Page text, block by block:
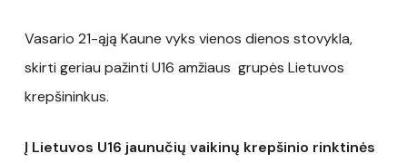
Vasario 21-ąją Kaune vyks vienos dienos stovykla,
skirti geriau pažinti U16 amžiaus grupės Lietuvos
krepšininkus.
Į Lietuvos U16 jaunučių vaikinų krepšinio rinktinės